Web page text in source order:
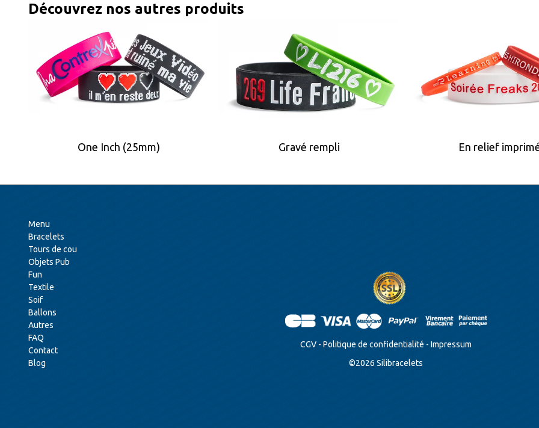
Découvrez nos autres produits
One Inch (25mm) Gravé rempli En relief
Menu
Bracelets
Tours de cou
Objets Pub
Fun
Textile
Soif
Ballons
Autres
FAQ
Contact
Blog
CGV - Politique de confidentialité - Impressum
©2026 Silibracelets